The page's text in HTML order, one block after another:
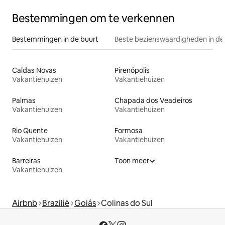
Bestemmingen om te verkennen
Bestemmingen in de buurt Beste bezienswaardigheden in
Caldas Novas
Vakantiehuizen
Pirenópolis
Vakantiehuizen
Palmas
Vakantiehuizen
Chapada dos Veadeiros
Vakantiehuizen
Rio Quente
Vakantiehuizen
Formosa
Vakantiehuizen
Barreiras
Vakantiehuizen
Toon meer
Airbnb Brazilië Goiás Colinas do Sul